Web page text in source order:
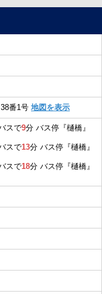
番1号 地図を表示
スで9分 バス停『樋橋』
スで13分 バス停『樋橋』
スで18分 バス停『樋橋』